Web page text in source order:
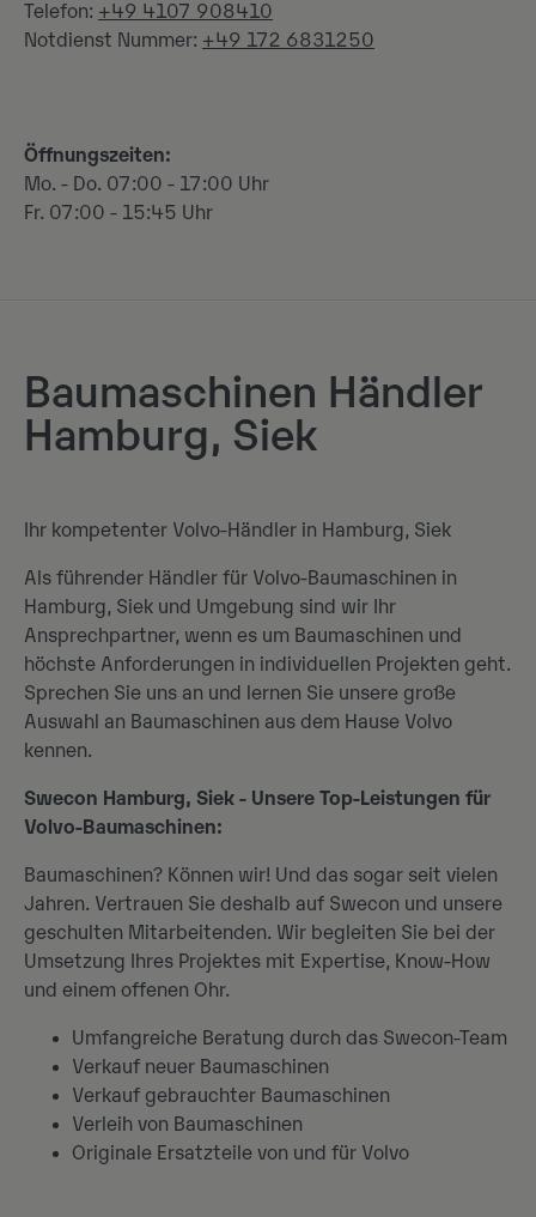
Telefon: +49 4107 908410
Notdienst Nummer: +49 172 6831250
Öffnungszeiten:
Mo. - Do. 07:00 - 17:00 Uhr
Fr. 07:00 - 15:45 Uhr
Baumaschinen Händler
Hamburg, Siek
Ihr kompetenter Volvo-Händler in Hamburg, Siek
Als führender Händler für Volvo-Baumaschinen in
Hamburg, Siek und Umgebung sind wir Ihr
Ansprechpartner, wenn es um Baumaschinen und
höchste Anforderungen in individuellen Projekten geht.
Sprechen Sie uns an und lernen Sie unsere große
Auswahl an Baumaschinen aus dem Hause Volvo
kennen.
Swecon Hamburg, Siek - Unsere Top-Leistungen für
Volvo-Baumaschinen:
Baumaschinen? Können wir! Und das sogar seit vielen
Jahren. Vertrauen Sie deshalb auf Swecon und unsere
geschulten Mitarbeitenden. Wir begleiten Sie bei der
Umsetzung Ihres Projektes mit Expertise, Know-How
und einem offenen Ohr.
Umfangreiche Beratung durch das Swecon-Team
Verkauf neuer Baumaschinen
Verkauf gebrauchter Baumaschinen
Verleih von Baumaschinen
Originale Ersatzteile von und für Volvo